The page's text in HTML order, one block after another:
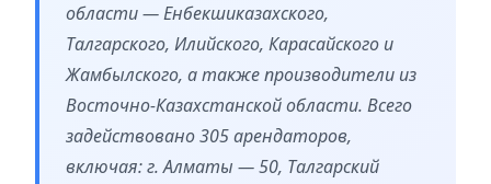
области — Енбекшиказахского,
Талгарского, Илийского, Карасайского и
Жамбылского, а также производители из
Восточно-Казахстанской области. Всего
задействовано 305 арендаторов,
включая: г. Алматы — 50, Талгарский